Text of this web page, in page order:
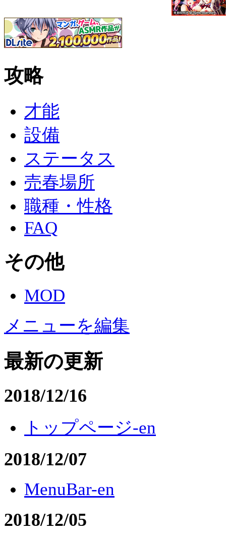
攻略
才能
設備
ステータス
売春場所
職種・性格
FAQ
その他
MOD
メニューを編集
最新の更新
2018/12/16
トップページ-en
2018/12/07
MenuBar-en
2018/12/05